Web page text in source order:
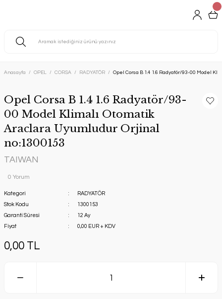
Anasayfa OPEL CORSA RADYATÖR Opel Corsa B 1.4 1.6 Radyatör/93-00 Model
Opel Corsa B 1.4 1.6 Radyatör/93-
00 Model Klimalı Otomatik
Araclara Uyumludur Orjinal
no:1300153
TAIWAN
0 Yorum
Kategori
RADYATÖR
Stok Kodu
1300153
Garanti Süresi
12 Ay
Fiyat
0,00 EUR + KDV
0,00 TL